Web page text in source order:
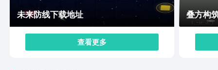
本次主要是给大家解答斗罗大陆史莱克学院怎么下载的一
些相关问题，这款游戏的自由度还是非常的不错的，虽然
游戏中并不是完全意义上的开放世界，但是在一些设定
上，还是值得大家去体验的！
未来防线下载地址
查看更多
叠方构